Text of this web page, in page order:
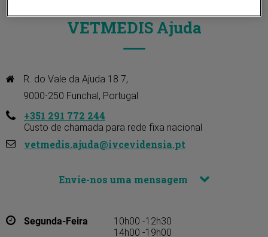
VETMEDIS Ajuda
R. do Vale da Ajuda 18 7,
9000-250 Funchal, Portugal
+351 291 772 244
Custo de chamada para rede fixa nacional
vetmedis.ajuda@ivcevidensia.pt
Envie-nos uma mensagem
Segunda-Feira
10h00 -12h30
14h00 -19h00